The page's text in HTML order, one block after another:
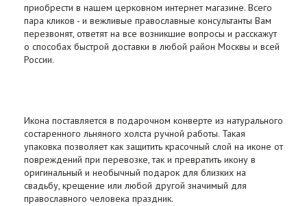
приобрести в нашем церковном интернет магазине. Всего
пара кликов - и вежливые православные консультанты Вам
перезвонят, ответят на все возникшие вопросы и расскажут
о способах быстрой доставки в любой район Москвы и всей
России.
Икона поставляется в подарочном конверте из натурального
состаренного льняного холста ручной работы. Такая
упаковка позволяет как защитить красочный слой на иконе от
повреждений при перевозке, так и превратить икону в
оригинальный и необычный подарок для близких на
свадьбу, крещение или любой другой значимый для
православного человека праздник.